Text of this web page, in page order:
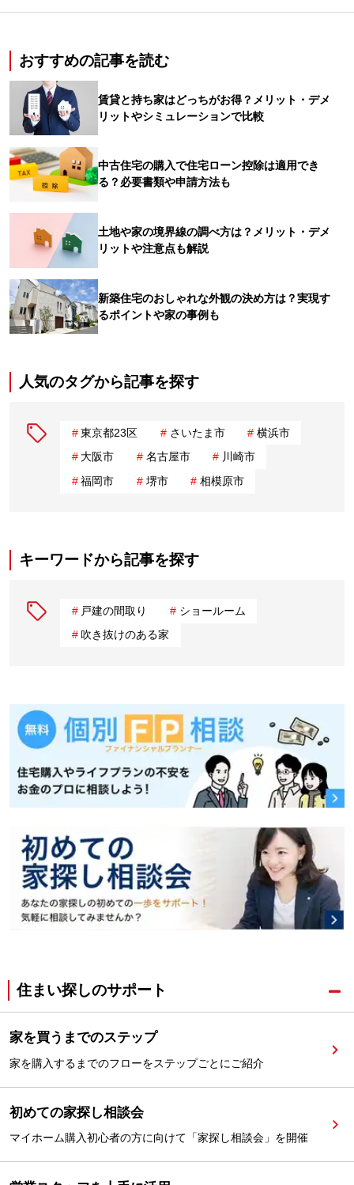
おすすめの記事を読む
賃貸と持ち家はどっちがお得？メリット・デメ
リットやシミュレーションで比較
中古住宅の購入で住宅ローン控除は適用でき
る？必要書類や申請方法も
土地や家の境界線の調べ方は？メリット・デメ
リットや注意点も解説
新築住宅のおしゃれな外観の決め方は？実現す
るポイントや家の事例も
人気のタグから記事を探す
東京都23区 さいたま市
横浜市
大阪市
名古屋市
川崎市
福岡市
堺市 相模原市
キーワードから記事を探す
戸建の間取り
ショールーム
吹き抜けのある家
住まい探しのサポート
家を買うまでのステップ
家を購入するまでのフローをステップごとにご紹介
初めての家探し相談会
マイホーム購入初心者の方に向けて「家探し相談会」を開催